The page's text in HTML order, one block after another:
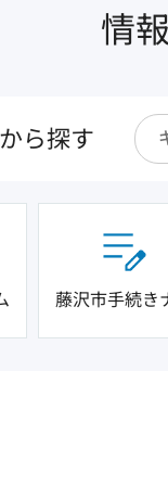
情
ら探す
藤沢市手続き